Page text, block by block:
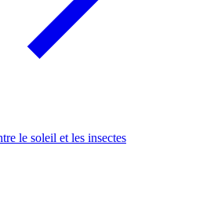
le soleil et les insectes